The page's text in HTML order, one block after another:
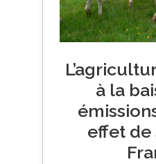
à la
effet de